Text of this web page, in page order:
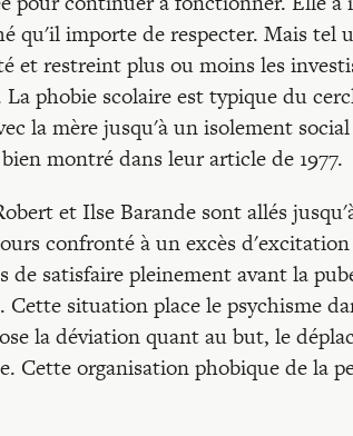
qu'il importe de respecter. Mais tel
et restreint plus ou moins les
phobie scolaire est typique du
la mère jusqu'à un isolement
montré dans leur article de 1977.
et Ilse Barande sont allés
confronté à un excès
de satisfaire pleinement avant la
Cette situation place le psychisme
la déviation quant au but, le
Cette organisation phobique de la